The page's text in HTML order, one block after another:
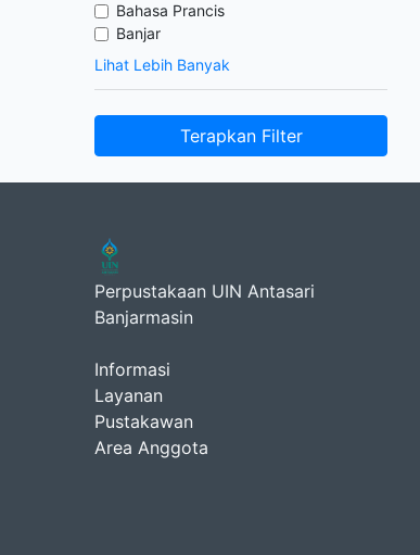
Bahasa Prancis
Banjar
Lihat Lebih Banyak
Terapkan Filter
Perpustakaan UIN Antasari
Banjarmasin
Informasi
Layanan
Pustakawan
Area Anggota